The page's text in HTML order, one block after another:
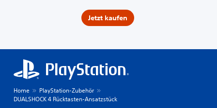
Jetzt kaufen
Home
PlayStation-Zubehör
DUALSHOCK 4 Rücktasten-Ansatzstück